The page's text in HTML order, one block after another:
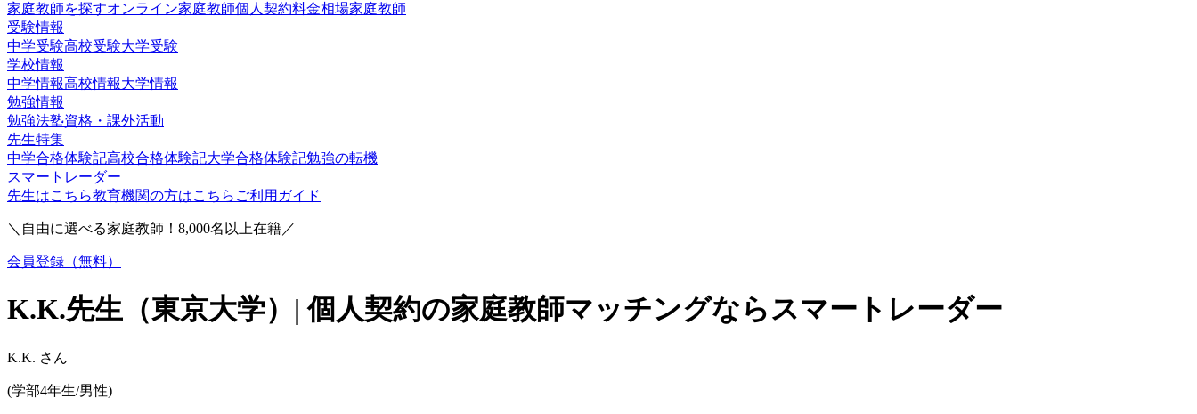
家庭教師を探すオンライン家庭教師個人契約料金相場家庭教師
受験情報
中学受験高校受験大学受験
学校情報
中学情報高校情報大学情報
勉強情報
勉強法塾資格・課外活動
先生特集
中学合格体験記高校合格体験記大学合格体験記勉強の転機
スマートレーダー
先生はこちら教育機関の方はこちら ご利用ガイド
＼自由に選べる家庭教師！ 8,000名以上在籍／
会員登録（無料）
K.K.先生（東京大学）| 個人契約の家庭教師マッチングならスマートレーダー
K.K. さん
(学部4年生/男性)